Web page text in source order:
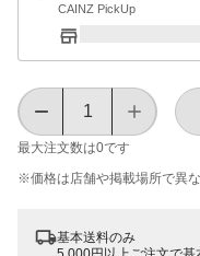
CAINZ PickUp
最大注文数は0です
※価格は​店舗や​掲載場所で​異な
基本送料のみ